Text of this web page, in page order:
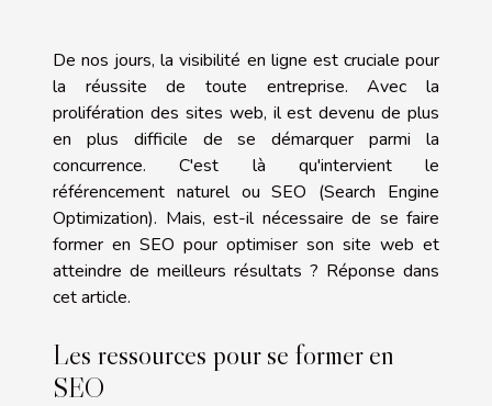
De nos jours, la visibilité en ligne est cruciale pour
la réussite de toute entreprise. Avec la
prolifération des sites web, il est devenu de plus
en plus difficile de se démarquer parmi la
concurrence. C'est là qu'intervient le
référencement naturel ou SEO (Search Engine
Optimization). Mais, est-il nécessaire de se faire
former en SEO pour optimiser son site web et
atteindre de meilleurs résultats ? Réponse dans
cet article.
Les ressources pour se former en
SEO